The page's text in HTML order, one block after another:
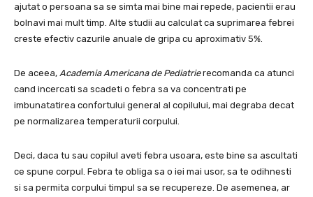
ajutat o persoana sa se simta mai bine mai repede, pacientii erau
bolnavi mai mult timp. Alte studii au calculat ca suprimarea febrei
creste efectiv cazurile anuale de gripa cu aproximativ 5%.
De aceea, Academia Americana de Pediatrierecomanda ca atunci
cand incercati sa scadeti o febra sa va concentrati pe
imbunatatirea confortului general al copilului, mai degraba decat
pe normalizarea temperaturii corpului.
Deci, daca tu sau copilul aveti febra usoara, este bine sa ascultati
ce spune corpul. Febra te obliga sa o iei mai usor, sa te odihnesti
si sa permita corpului timpul sa se recupereze. De asemenea, ar